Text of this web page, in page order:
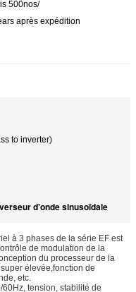
500nos/
après expédition
to inverter)
d'onde sinusoïdale
à 3 phases de la série EF est
de modulation de la
du processeur de la
élevée,fonction de
etc.
60Hz, tension, stabilité de